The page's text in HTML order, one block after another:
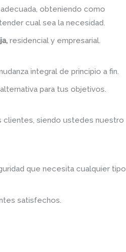
obteniendo como
cual sea la necesidad.
residencial y empresarial.
integral de principio a fin.
para tus objetivos.
clientes, siendo ustedes nuestro
que necesita cualquier tipo
satisfechos.